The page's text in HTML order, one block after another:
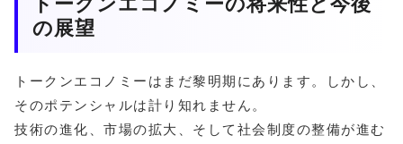
の展望
トークンエコノミーはまだ黎明期にあります。しかし、
そのポテンシャルは計り知れません。
技術の進化、市場の拡大、そして社会制度の整備が進む